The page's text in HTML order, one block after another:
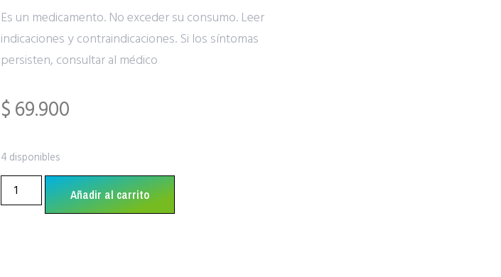
Es un medicamento. No exceder su consumo. Leer
indicaciones y contraindicaciones. Si los síntomas
persisten, consultar al médico
$69.900
4 disponibles
Añadir al carrito